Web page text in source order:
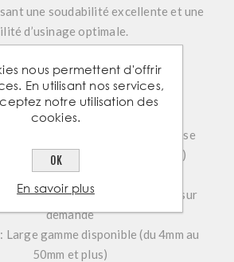
une soudabilité excellente et une
d’usinage optimale.
Techniques
:Acier inoxydable (Inox)
pleine cylindrique à surface lisse
disponibles :Inox 304L (standard)
Finitions :Brut ou brossé
Découpe sur mesure disponible sur
demande
Large gamme disponible (du 4mm au
50mm et plus)
nous permettent d'offrir
En utilisant nos services,
notre utilisation des
cookies.
OK
En savoir plus